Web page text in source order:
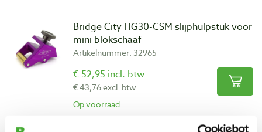
Bridge City HG30-CSM slijphulpstuk voor
mini blokschaaf
Artikelnummer: 32965
€ 52,95 incl. btw
€ 43,76 excl. btw
Op voorraad